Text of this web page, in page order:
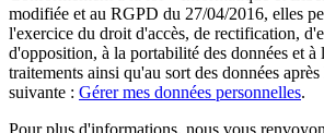
modifiée et au RGPD du 27/04/2016, elles
l'exercice du droit d'accès, de rectification,
d'opposition, à la portabilité des données et à
traitements ainsi qu'au sort des données
suivante : Gérer mes données personnelles.